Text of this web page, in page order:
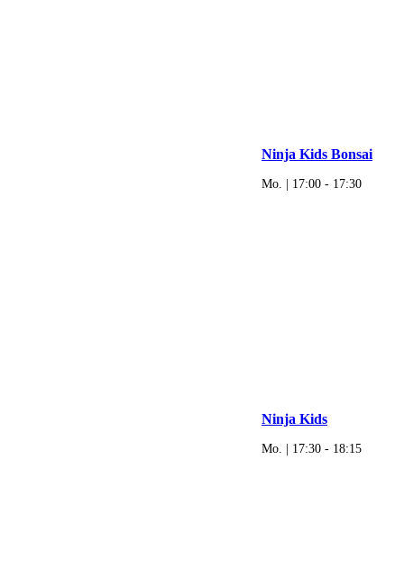
Ninja Kids Bonsai
Mo. | 17:00 - 17:30
Ninja Kids
Mo. | 17:30 - 18:15